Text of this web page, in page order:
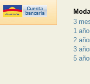
3
1 año
2
3
5